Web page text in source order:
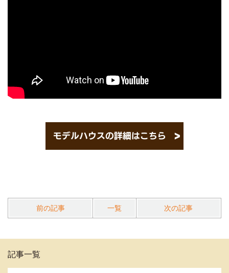
前の記事 一覧 次の記事
記事一覧